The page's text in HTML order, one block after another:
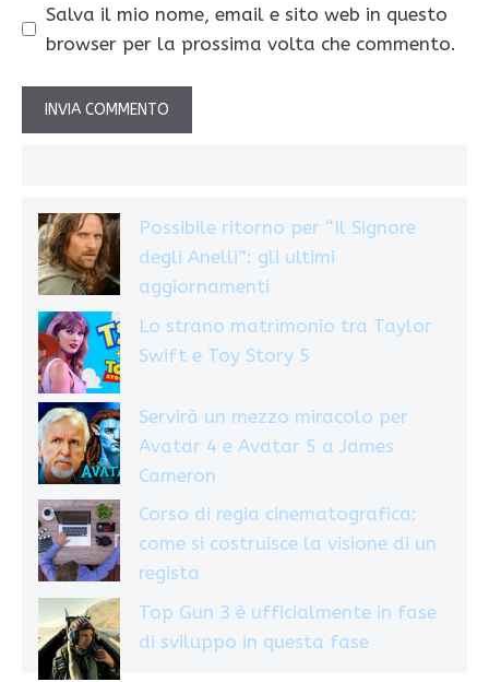
Salva il mio nome, email e sito web in questo
browser per la prossima volta che commento.
Possibile ritorno per “Il Signore
degli Anelli”: gli ultimi
aggiornamenti
Lo strano matrimonio tra Taylor
Swift e Toy Story 5
Servirà un mezzo miracolo per
Avatar 4 e Avatar 5 a James
Cameron
Corso di regia cinematografica:
come si costruisce la visione di un
regista
Top Gun 3 è ufficialmente in fase
di sviluppo in questa fase